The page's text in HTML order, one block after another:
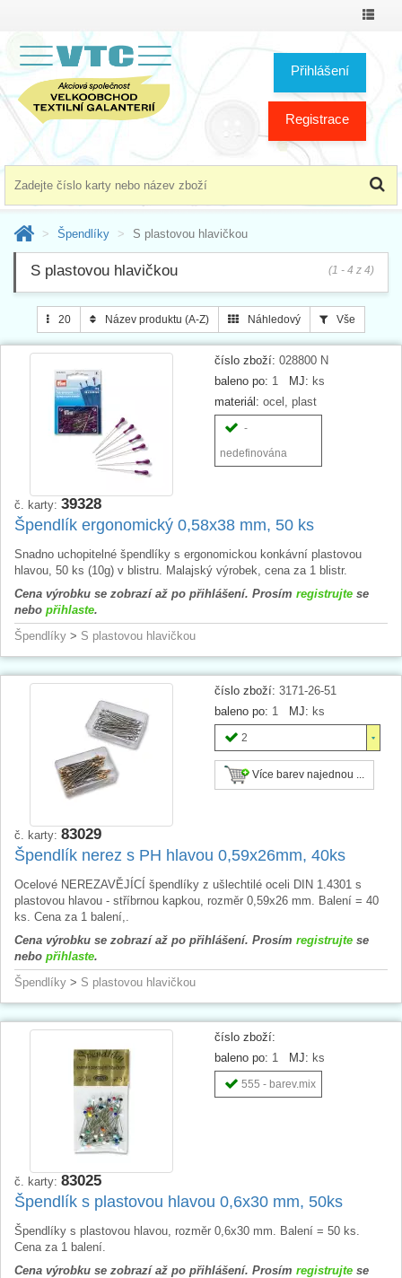
Přihlášení
Registrace
Špendlíky S plastovou hlavičkou
S plastovou hlavičkou (1 - 4 z 4)
20 Název produktu (A-Z) Náhledový Vše
číslo zboží: 028800 N
baleno po: 1 MJ: ks
materiál: ocel, plast
-
nedefinována
č. karty: 39328
Špendlík ergonomický 0,58x38 mm, 50 ks
Snadno uchopitelné špendlíky s ergonomickou konkávní plastovou
hlavou, 50 ks (10g) v blistru. Malajský výrobek, cena za 1 blistr.
Cena výrobku se zobrazí až po přihlášení. Prosím registrujte se
nebo přihlaste.
Špendlíky > S plastovou hlavičkou
číslo zboží: 3171-26-51
baleno po: 1 MJ: ks
2
Více barev najednou ...
č. karty: 83029
Špendlík nerez s PH hlavou 0,59x26mm, 40ks
Ocelové NEREZAVĚJÍCÍ špendlíky z ušlechtilé oceli DIN 1.4301 s
plastovou hlavou - stříbrnou kapkou, rozměr 0,59x26 mm. Balení = 40
ks. Cena za 1 balení,.
Cena výrobku se zobrazí až po přihlášení. Prosím registrujte se
nebo přihlaste.
Špendlíky > S plastovou hlavičkou
číslo zboží:
baleno po: 1 MJ: ks
555 - barev.mix
č. karty: 83025
Špendlík s plastovou hlavou 0,6x30 mm, 50ks
Špendlíky s plastovou hlavou, rozměr 0,6x30 mm. Balení = 50 ks.
Cena za 1 balení.
Cena výrobku se zobrazí až po přihlášení. Prosím registrujte se